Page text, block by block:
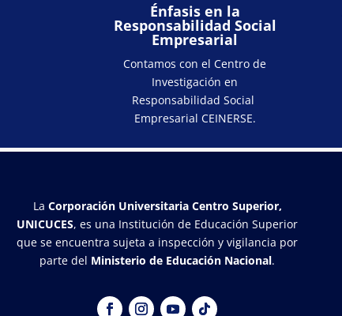
Énfasis en la
Responsabilidad Social
Empresarial
Contamos con el Centro de
Investigación en
Responsabilidad Social
Empresarial CEINERSE.
La Corporación Universitaria Centro Superior,
UNICUCES, es una Institución de Educación Superior
que se encuentra sujeta a inspección y vigilancia por
parte del Ministerio de Educación Nacional.